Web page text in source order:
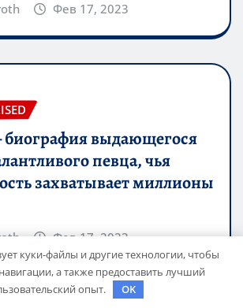
Фев 17, 2023
выдающегося
певца, чья
захватывает миллионы
Фев 17, 2023
куки-файлы и другие технологии, чтобы
а также предоставить лучший
опыт.
OK